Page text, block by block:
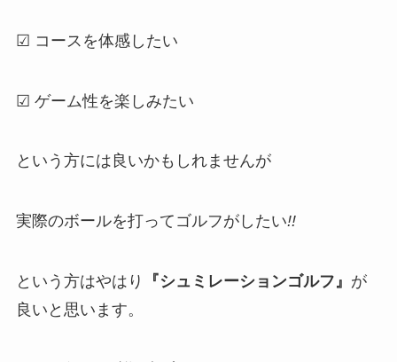
☑ コースを体感したい
☑ ゲーム性を楽しみたい
という方には良いかもしれませんが
実際のボールを打ってゴルフがしたい!!
という方はやはり 『シュミレーションゴルフ』 が
良いと思います。